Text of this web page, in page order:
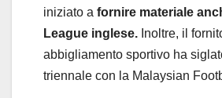
iniziato a fornire materiale
League inglese. Inoltre, il
abbigliamento sportivo ha
triennale con la Malaysian